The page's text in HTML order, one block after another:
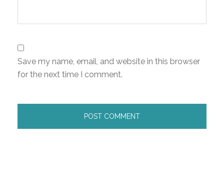
Save my name, email, and website in this browser
for the next time I comment.